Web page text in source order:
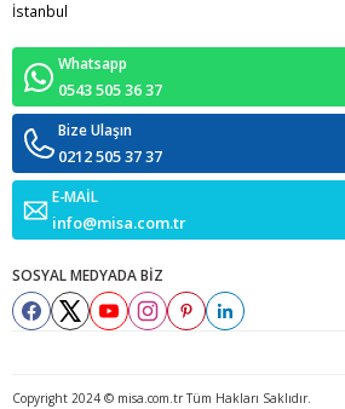
İstanbul
Whatsapp
0543 505 36 37
Bize Ulaşın
0212 505 37 37
E-MAİL
info@misa.com.tr
SOSYAL MEDYADA BİZ
Copyright 2024 © misa.com.tr Tüm Hakları Saklıdır.